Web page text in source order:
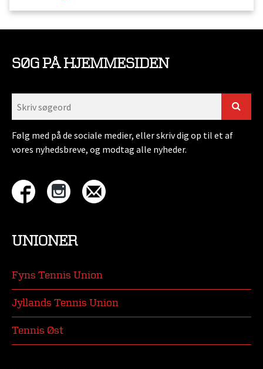
SØG PÅ HJEMMESIDEN
Følg med på de sociale medier, eller skriv dig op til et af
vores nyhedsbreve, og modtag alle nyheder.
UNIONER
Fyns Tennis Union
Jyllands Tennis Union
Tennis Øst